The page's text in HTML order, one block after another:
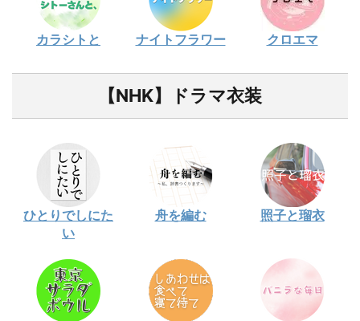
カラシトと ナイトフラワー クロエマ
【NHK】ドラマ衣装
ひとりでしにた
い
舟を編む 照子と瑠衣